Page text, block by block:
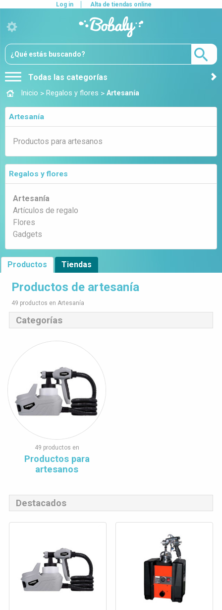
Todas las categorías
Log in Alta de tiendas online
Inicio > Regalos y flores > Artesanía
Artesanía
Productos para artesanos
Regalos y flores
Artesanía
Artículos de regalo
Flores
Gadgets
Productos Tiendas
Productos de artesanía
49 productos en Artesanía
Categorías
49 productos en
Productos para
artesanos
Destacados